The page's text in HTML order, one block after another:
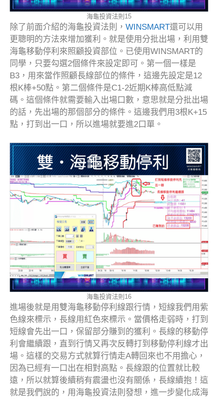
海龜投資法則15
除了前面介紹的海龜投資法則， WINSMART還可以用
更聰明的方法來增加獲利。就是使用分批出場，利用雙
海龜移動停利來照顧投資部位。已使用WINSMART的
同學，只要勾選2個條件來設定即可。第一個一樣是
B3，用來當作照顧長線部位的條件，這邊先設定是12
根K棒+50點。第二個條件是C1-2近期K棒高低點減
碼。這個條件就需要輸入出場口數，意思就是分批出場
的話，先出場的那個部分的條件。這邊我們用3根K+15
點，打到出一口，所以進場就要進2口單。
海龜投資法則16
進場後就是用雙海龜移動停利線跟行情，短線我們用紫
色線來標示，長線用紅色來標示。當價格走弱時，打到
短線會先出一口，保留部分賺到的獲利。長線的移動停
利會繼續跟，直到行情又再次反轉打到移動停利線才出
場。這樣的交易方式就算行情走A轉回來也不用擔心，
因為已經有一口出在相對高點。長線跟的位置就比較
遠，所以就算後續稍有震盪也沒有關係，長線續抱！這
就是我們說的，用海龜投資法則發想，進一步變化成海